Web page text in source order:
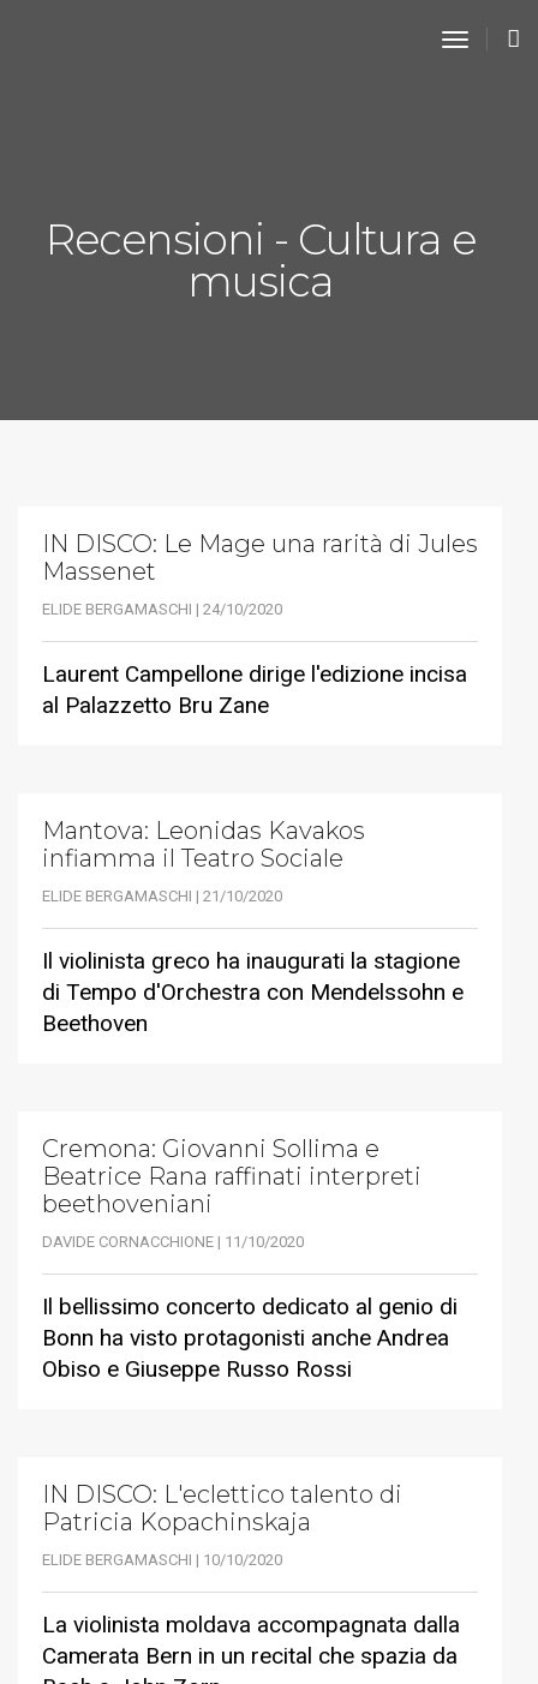
toggle
Recensioni - Cultura e
musica
IN DISCO: Le Mage una rarità di Jules
Massenet
ELIDE BERGAMASCHI | 24/10/2020
Laurent Campellone dirige l'edizione incisa
al Palazzetto Bru Zane
Mantova: Leonidas Kavakos
infiamma il Teatro Sociale
ELIDE BERGAMASCHI | 21/10/2020
Il violinista greco ha inaugurati la stagione
di Tempo d'Orchestra con Mendelssohn e
Beethoven
Cremona: Giovanni Sollima e
Beatrice Rana raffinati interpreti
beethoveniani
DAVIDE CORNACCHIONE | 11/10/2020
Il bellissimo concerto dedicato al genio di
Bonn ha visto protagonisti anche Andrea
Obiso e Giuseppe Russo Rossi
IN DISCO: L'eclettico talento di
Patricia Kopachinskaja
ELIDE BERGAMASCHI | 10/10/2020
La violinista moldava accompagnata dalla
Camerata Bern in un recital che spazia da